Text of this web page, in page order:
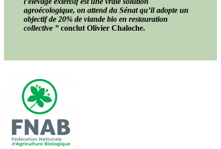
agroécologique, on attend du Sénat qu’il adopte un
objectif de 20% de viande bio en restauration
collective ” conclut Olivier Chaloche.